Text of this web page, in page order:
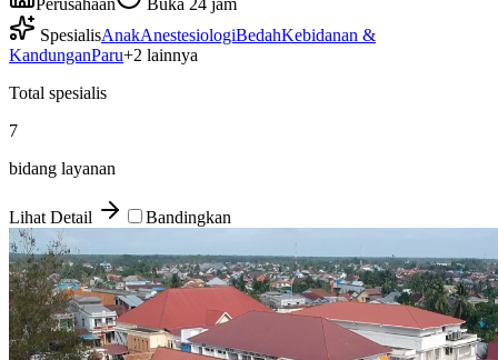
Perusahaan
Buka 24 jam
SpesialisAnakAnestesiologiBedahKebidanan &
KandunganParu+2 lainnya
Total spesialis
7
bidang layanan
Lihat Detail Bandingkan